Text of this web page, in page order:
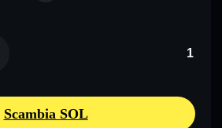
Scambia SOL